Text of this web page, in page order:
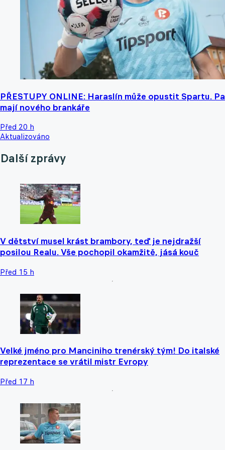
PŘESTUPY ONLINE: Haraslín může opustit Spartu.
mají nového brankáře
Před 20 h
Aktualizováno
Další zprávy
V dětství musel krást brambory, teď je nejdražší
posilou Realu. Vše pochopil okamžitě, jásá kouč
Před 15 h
Velké jméno pro Manciniho trenérský tým! Do italské
reprezentace se vrátil mistr Evropy
Před 17 h